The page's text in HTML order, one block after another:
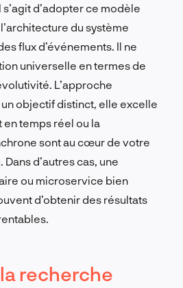
d’adopter ce modèle
du système
flux d’événements. Il ne
universelle en termes de
L’approche
objectif distinct, elle excelle
temps réel ou la
sont au cœur de votre
d’autres cas, une
ou microservice bien
d’obtenir des résultats
la recherche